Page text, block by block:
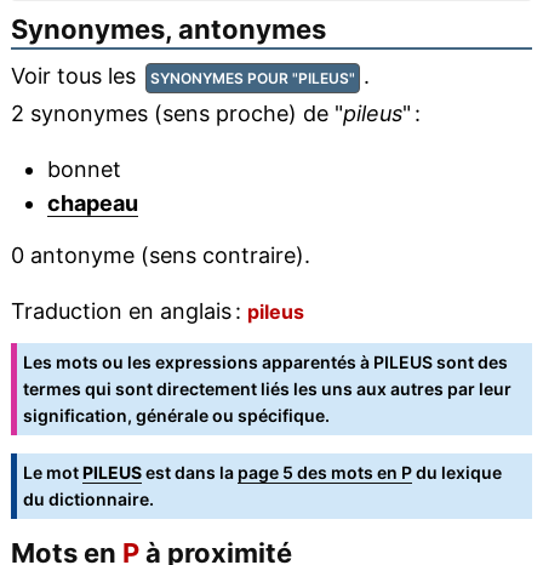
Synonymes, antonymes
Voir tous les SYNONYMES POUR "PILEUS" .
2 synonymes (sens proche) de "pileus" :
bonnet
chapeau
0 antonyme (sens contraire).
Traduction en anglais : pileus
Les mots ou les expressions apparentés à PILEUS sont des
termes qui sont directement liés les uns aux autres par leur
signification, générale ou spécifique.
Le motPILEUSest dans la page 5 des mots en Pdu lexique
du dictionnaire.
Mots en Pà proximité